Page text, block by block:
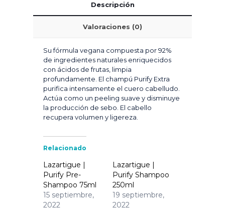
Descripción
Valoraciones (0)
Su fórmula vegana compuesta por 92%
de ingredientes naturales enriquecidos
con ácidos de frutas, limpia
profundamente. El champú Purify Extra
purifica intensamente el cuero cabelludo.
Actúa como un peeling suave y disminuye
la producción de sebo. El cabello
recupera volumen y ligereza.
Relacionado
Lazartigue |
Purify Pre-
Shampoo 75ml
15 septiembre,
2022
Lazartigue |
Purify Shampoo
250ml
19 septiembre,
2022